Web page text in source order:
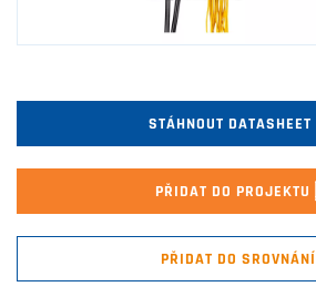
STÁHNOUT DATASHEET
PŘIDAT DO PROJEKTU
PŘIDAT DO SROVNÁNÍ